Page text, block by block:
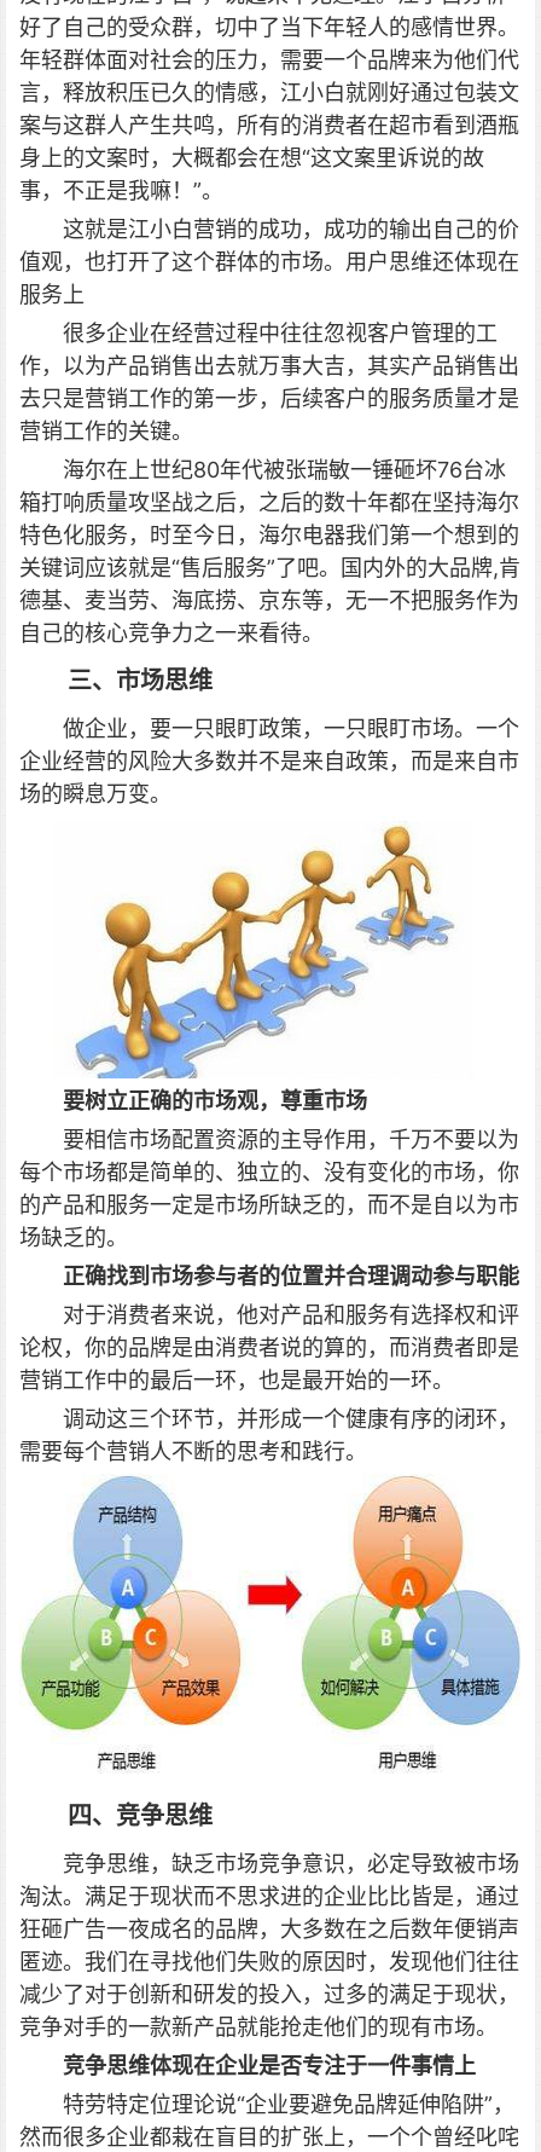
好了自己的受众群，切中了当下年轻人的感情世界。
年轻群体面对社会的压力，需要一个品牌来为他们代
言，释放积压已久的情感，江小白就刚好通过包装文
案与这群人产生共鸣，所有的消费者在超市看到酒瓶
身上的文案时，大概都会在想“这文案里诉说的故
事，不正是我嘛！”。
这就是江小白营销的成功，成功的输出自己的价
值观，也打开了这个群体的市场。 用户思维还体现在
服务上
很多企业在经营过程中往往忽视客户管理的工
作，以为产品销售出去就万事大吉，其实产品销售出
去只是营销工作的第一步，后续客户的服务质量才是
营销工作的关键。
海尔在上世纪80年代被张瑞敏一锤砸坏76台冰
箱打响质量攻坚战之后，之后的数十年都在坚持海尔
特色化服务，时至今日，海尔电器我们第一个想到的
关键词应该就是“售后服务”了吧。国内外的大品牌,肯
德基、麦当劳、海底捞、京东等，无一不把服务作为
自己的核心竞争力之一来看待。
三、市场思维
做企业，要一只眼盯政策，一只眼盯市场。一个
企业经营的风险大多数并不是来自政策，而是来自市
场的瞬息万变。
要树立正确的市场观，尊重市场
要相信市场配置资源的主导作用，千万不要以为
每个市场都是简单的、独立的、没有变化的市场，你
的产品和服务一定是市场所缺乏的，而不是自以为市
场缺乏的。
正确找到市场参与者的位置并合理调动参与职能
对于消费者来说，他对产品和服务有选择权和评
论权，你的品牌是由消费者说的算的，而消费者即是
营销工作中的最后一环，也是最开始的一环。
调动这三个环节，并形成一个健康有序的闭环，
需要每个营销人不断的思考和践行。
四、竞争思维
竞争思维，缺乏市场竞争意识，必定导致被市场
淘汰。满足于现状而不思求进的企业比比皆是，通过
狂砸广告一夜成名的品牌，大多数在之后数年便销声
匿迹。我们在寻找他们失败的原因时，发现他们往往
减少了对于创新和研发的投入，过多的满足于现状，
竞争对手的一款新产品就能抢走他们的现有市场。
竞争思维体现在企业是否专注于一件事情上
特劳特定位理论说“企业要避免品牌延伸陷阱”，
然而很多企业都栽在盲目的扩张上，一个个曾经叱咤